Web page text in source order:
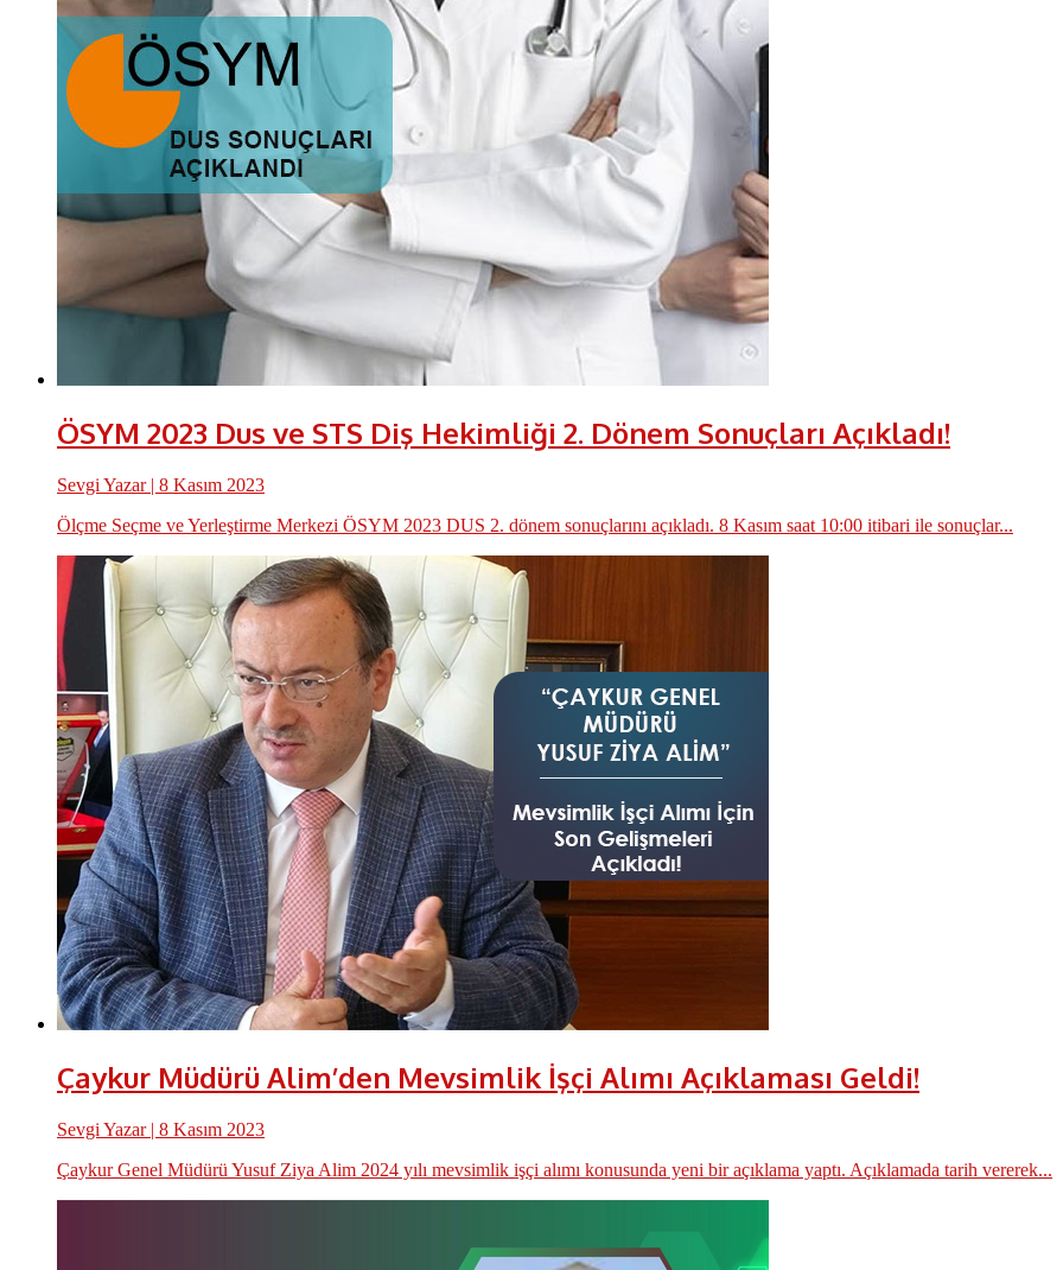
ÖSYM 2023 Dus ve STS Diş Hekimliği 2. Dönem Sonuçları Açıkladı!
Sevgi Yazar| 8 Kasım 2023
Ölçme Seçme ve Yerleştirme Merkezi ÖSYM 2023 DUS 2. dönem sonuçlarını açıkladı. 8 Kasım saat 10:00 itibari ile sonuçlar...
Çaykur Müdürü Alim’den Mevsimlik İşçi Alımı Açıklaması Geldi!
Sevgi Yazar| 8 Kasım 2023
Çaykur Genel Müdürü Yusuf Ziya Alim 2024 yılı mevsimlik işçi alımı konusunda yeni bir açıklama yaptı. Açıklamada tarih vererek...